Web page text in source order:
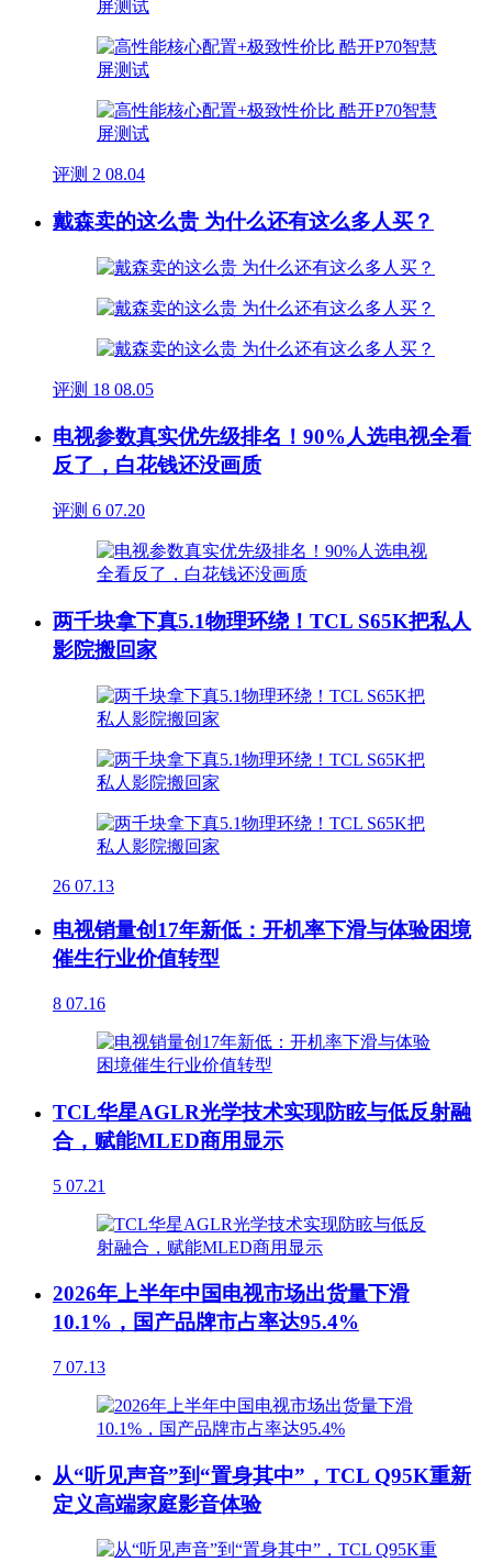
评测 2 08.04
戴森卖的这么贵 为什么还有这么多人买？
评测 18 08.05
电视参数真实优先级排名！90%人选电视全看
反了，白花钱还没画质
评测 6 07.20
两千块拿下真5.1物理环绕！TCL S65K把私人
影院搬回家
26 07.13
电视销量创17年新低：开机率下滑与体验困境
催生行业价值转型
8 07.16
TCL华星AGLR光学技术实现防眩与低反射融
合，赋能MLED商用显示
5 07.21
2026年上半年中国电视市场出货量下滑
10.1%，国产品牌市占率达95.4%
7 07.13
从“听见声音”到“置身其中”，TCL Q95K重新
定义高端家庭影音体验